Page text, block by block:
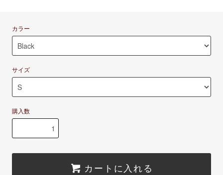
カラー
サイズ
購入数
カートに入れる